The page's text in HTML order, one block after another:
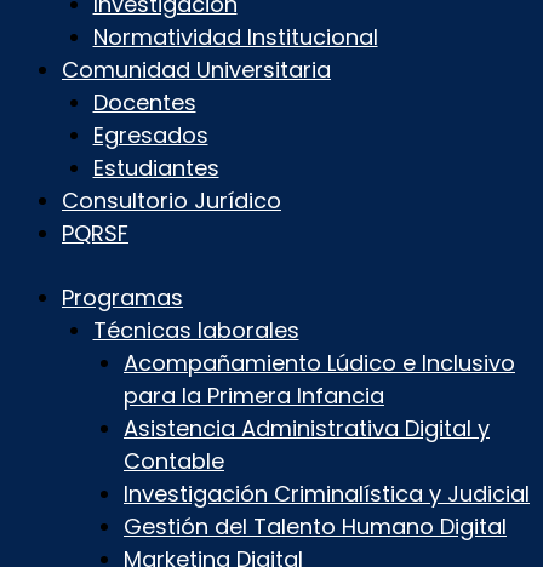
Normatividad Institucional
Comunidad Universitaria
Docentes
Egresados
Estudiantes
Consultorio Jurídico
PQRSF
Programas
Técnicas laborales
Acompañamiento Lúdico e Inclusivo
para la Primera Infancia
Asistencia Administrativa Digital y
Contable
Investigación Criminalística y Judicial
Gestión del Talento Humano Digital
Marketing Digital